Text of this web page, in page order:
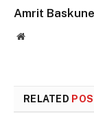
Amrit Baskune
Website
RELATED